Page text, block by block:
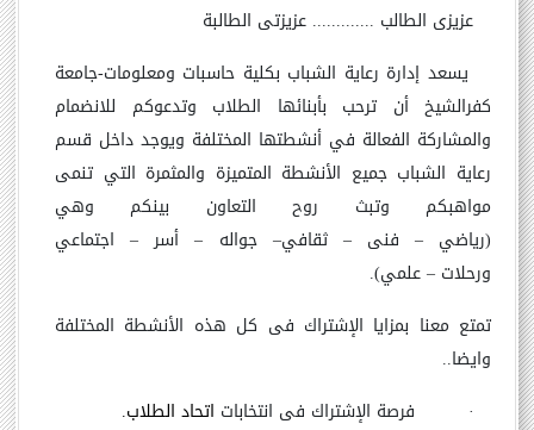
عزيزى الطالب ............. عزيزتى الطالبة
يسعد إدارة رعاية الشباب بكلية حاسبات ومعلومات-جامعة
كفرالشيخ أن ترحب بأبنائها الطلاب وتدعوكم للانضمام
والمشاركة الفعالة في أنشطتها المختلفة ويوجد داخل قسم
رعاية الشباب جميع الأنشطة المتميزة والمثمرة التي تنمى
مواهبكم وتبث روح التعاون بينكم وهي
(رياضي – فنى – ثقافي– جواله – أسر – اجتماعي
ورحلات –علمي)
.
تمتع معنا بمزايا الإشتراك فى كل هذه الأنشطة المختلفة
وايضا..
· فرصة الإشتراك فى انتخابات اتحاد الطلاب.